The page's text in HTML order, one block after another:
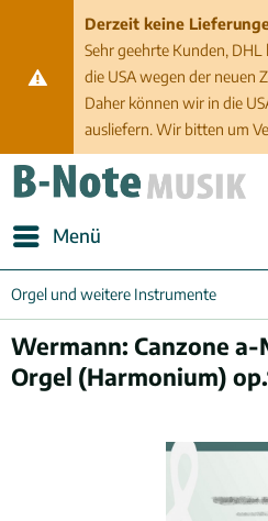
Derzeit keine
Sehr geehrte Kunden,
die USA wegen der neuen
Daher können wir in die
ausliefern. Wir bitten um
Menü
Orgel und weitere Instrumente
Wermann: Canzone
Orgel (Harmonium)